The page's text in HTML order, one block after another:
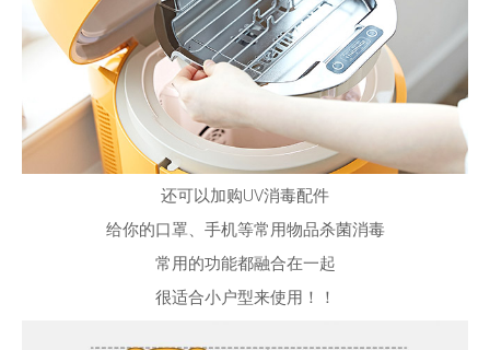
还可以加购UV消毒配件
给你的口罩、手机等常用物品杀菌消毒
常用的功能都融合在一起
很适合小户型来使用！！